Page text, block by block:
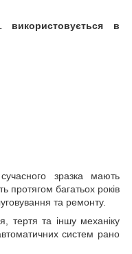
використовується в
зразка мають
протягом багатьох років
та ремонту.
тертя та іншу механіку
систем рано